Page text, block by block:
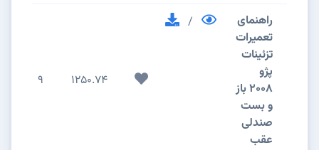
راهنمای
تعمیرات
تزئینات
پژو
2008 باز
و بست
صندلی
عقب
/
1250.74
9